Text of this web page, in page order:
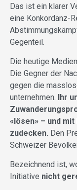
Das ist ein klarer
eine Konkordanz-
Gegenteil.
Die heutige
Die Gegner der
gegen die
unternehmen. Ihr
«lösen» – und
zudecken. Den
Schweizer
Bezeichnend ist,
Initiative nicht